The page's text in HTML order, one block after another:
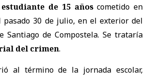
de 15 añoscometido en
pasado 30 de julio, en el exterior del
Santiago de Compostela. Se trataría
del crimen.
al término de la jornada escolar,